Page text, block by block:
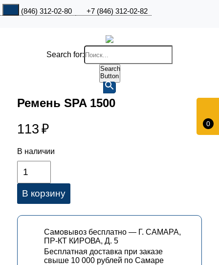
+7 (846) 312-02-80 +7 (846) 312-02-82
0
Search for:
Search
Button
Ремень SPA 1500
113 ₽
В наличии
В корзину
Самовывоз бесплатно — Г. САМАРА,
ПР-КТ КИРОВА, Д. 5
Бесплатная доставка при заказе
свыше 10 000 рублей по Самаре